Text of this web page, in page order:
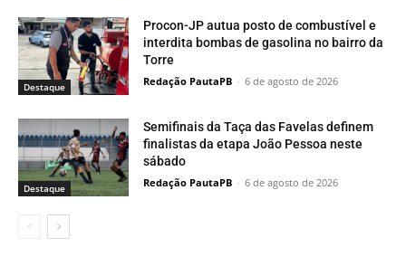
Destaque
Procon-JP autua posto de combustível e
interdita bombas de gasolina no bairro da
Torre
Redação PautaPB - 6 de agosto de 2026
Destaque
Semifinais da Taça das Favelas definem
finalistas da etapa João Pessoa neste
sábado
Redação PautaPB - 6 de agosto de 2026